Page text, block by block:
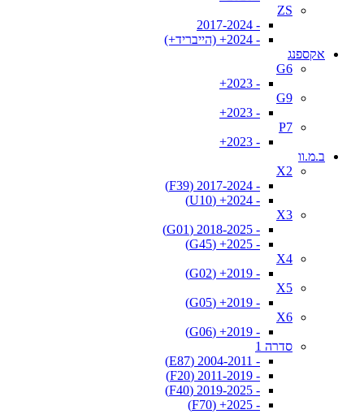
ZS
- 2017-2024
- 2024+ (הייבריד+)
אקספנג
G6
- 2023+
G9
- 2023+
P7
- 2023+
ב.מ.וו
X2
- 2017-2024 (F39)
- 2024+ (U10)
X3
- 2018-2025 (G01)
- 2025+ (G45)
X4
- 2019+ (G02)
X5
- 2019+ (G05)
X6
- 2019+ (G06)
סדרה 1
- 2004-2011 (E87)
- 2011-2019 (F20)
- 2019-2025 (F40)
- 2025+ (F70)